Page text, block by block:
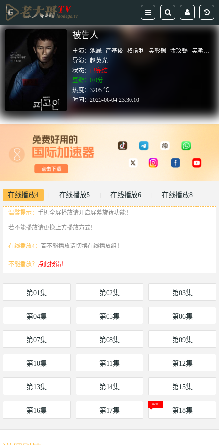
被告人
主演：池晟 严基俊 权俞利 吴彰锡 金玟锡 吴承勋
导演：赵英光
状态： 已完结
豆瓣：0.0分
热度：3205 ℃
时间：2025-06-04 23:30:10
在线播放4 在线播放5 在线播放6 在线播放8
温馨提示： 手机全屏播放请开启屏幕旋转功能！
若不能播放请更换上方播放方式！
在线播放4： 若不能播放请切换在线播放组！
不能播放？ 点此报错！
第01集 第02集 第03集
第04集 第05集 第06集
第07集 第08集 第09集
第10集 第11集 第12集
第13集 第14集 第15集
第16集 第17集 第18集